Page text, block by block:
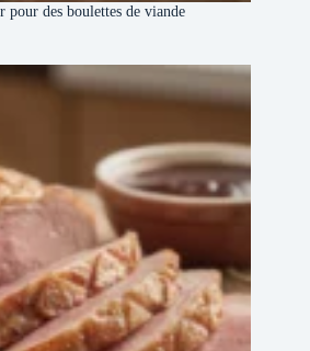
pour des boulettes de viande